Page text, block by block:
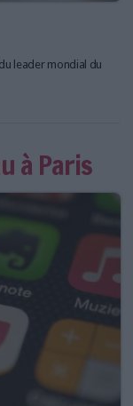
leader mondial du
à Paris